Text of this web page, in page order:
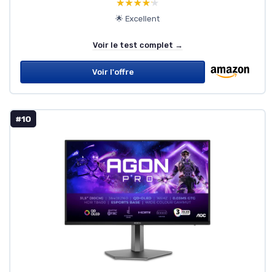
★★★★★
★★★★★
🌟 Excellent
Voir le test complet →
Voir l'offre
#10